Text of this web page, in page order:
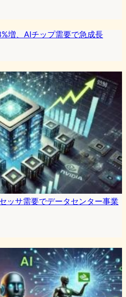
増、AIチップ需要で急成長
ッサ需要でデータセンター事業